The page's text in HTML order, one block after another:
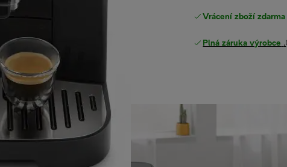
Vrácení zboží zdarma
Plná záruka výrobce .